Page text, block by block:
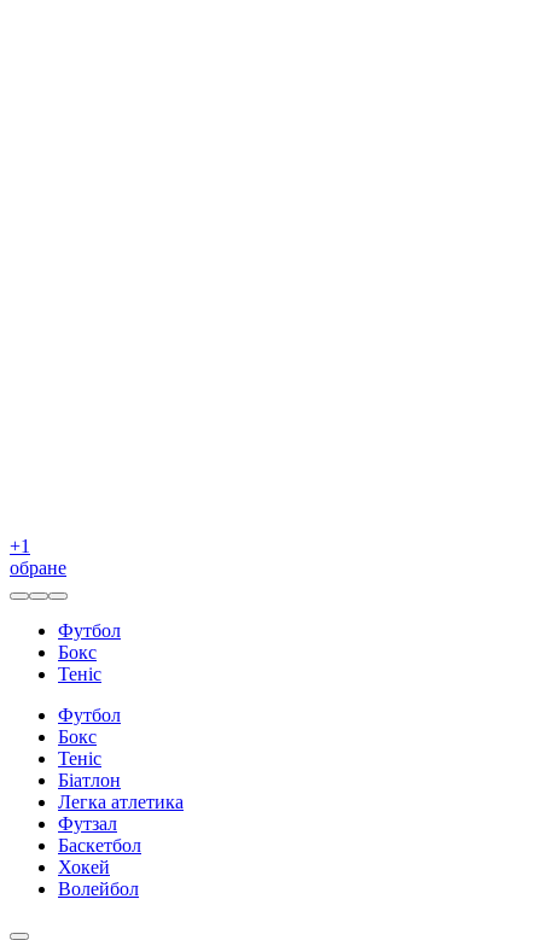
+1
обране
Футбол
Бокс
Теніс
Футбол
Бокс
Теніс
Біатлон
Легка атлетика
Футзал
Баскетбол
Хокей
Волейбол